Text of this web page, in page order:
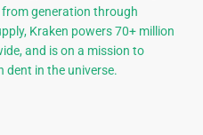
generation through
Kraken powers 70+ million
and is on a mission to
dent in the universe.